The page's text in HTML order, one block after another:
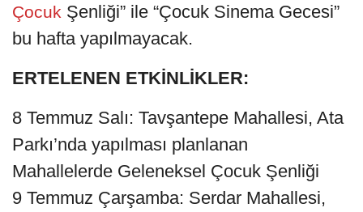
Çocuk Şenliği” ile “Çocuk Sinema Gecesi”
bu hafta yapılmayacak.
ERTELENEN ETKİNLİKLER:
8 Temmuz Salı: Tavşantepe Mahallesi, Ata
Parkı’nda yapılması planlanan
Mahallelerde Geleneksel Çocuk Şenliği
9 Temmuz Çarşamba: Serdar Mahallesi,